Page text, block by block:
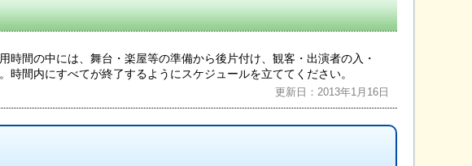
間の中には、舞台・楽屋等の準備から後片付け、観客・出演者の入・
間内にすべてが終了するようにスケジュールを立ててください。
更新日：2013年1月16日